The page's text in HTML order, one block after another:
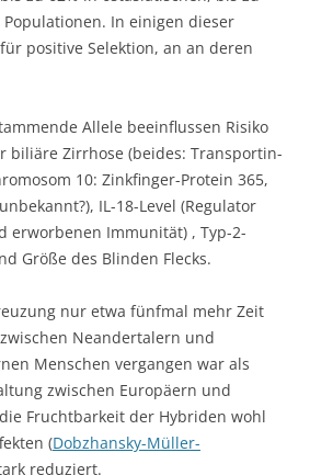
In einigen dieser
positive Selektion, an an deren
Allele beeinflussen Risiko
biliäre Zirrhose (beides: Transportin-
10: Zinkfinger-Protein 365,
IL-18-Level (Regulator
erworbenen Immunität) , Typ-2-
Größe des Blinden Flecks.
nur etwa fünfmal mehr Zeit
Neandertalern und
Menschen vergangen war als
zwischen Europäern und
Fruchtbarkeit der Hybriden wohl
(Dobzhansky-Müller-
reduziert.